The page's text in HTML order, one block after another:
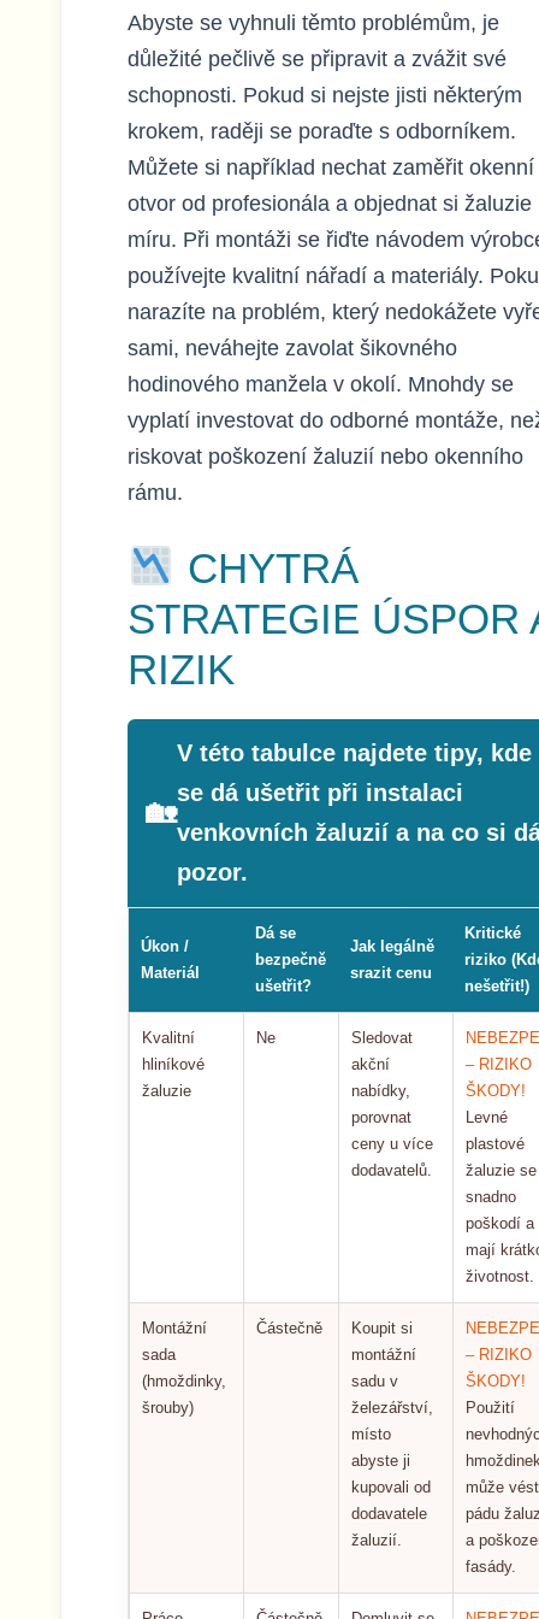
Abyste se vyhnuli těmto problémům, je
důležité pečlivě se připravit a zvážit své
schopnosti. Pokud si nejste jisti některým
krokem, raději se poraďte s odborníkem.
Můžete si například nechat zaměřit okenní
otvor od profesionála a objednat si žaluzie
míru. Při montáži se řiďte návodem
používejte kvalitní nářadí a materiály.
narazíte na problém, který nedokážete
sami, neváhejte zavolat šikovného
hodinového manžela v okolí. Mnohdy se
vyplatí investovat do odborné montáže,
riskovat poškození žaluzií nebo okenního
rámu.
CHYTRÁ
STRATEGIE ÚSPOR
RIZIK
V této tabulce najdete tipy, kde
se dá ušetřit při instalaci
venkovních žaluzií a na co si
pozor.
Úkon /
Materiál
Dá se
bezpečně
ušetřit?
Jak legálně
srazit cenu
Kritické
riziko
nešetřit!)
Kvalitní
hliníkové
žaluzie
Ne
Sledovat
akční
nabídky,
porovnat
ceny u více
dodavatelů.
– RIZIKO
ŠKODY!
Levné
plastové
žaluzie se
snadno
poškodí a
mají
životnost.
Montážní
sada
(hmoždinky,
šrouby)
Částečně
Koupit si
montážní
sadu v
železářství,
místo
abyste ji
kupovali od
dodavatele
žaluzií.
– RIZIKO
ŠKODY!
Použití
může
pádu
a
fasády.